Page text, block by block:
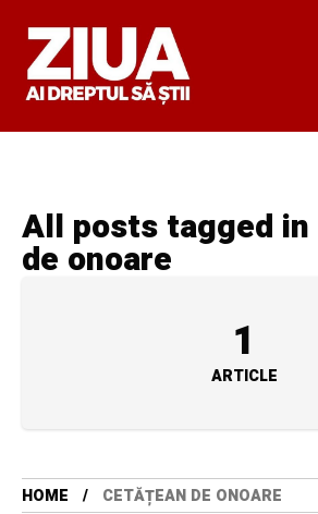
All posts tagged in
de onoare
1
ARTICLE
HOME CETĂȚEAN DE ONOARE